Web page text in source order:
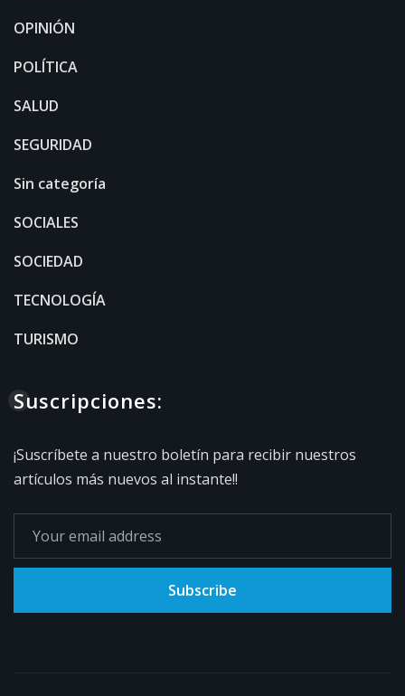
OPINIÓN
POLÍTICA
SALUD
SEGURIDAD
Sin categoría
SOCIALES
SOCIEDAD
TECNOLOGÍA
TURISMO
Suscripciones:
¡Suscríbete a nuestro boletín para recibir nuestros
artículos más nuevos al instante!!
Subscribe